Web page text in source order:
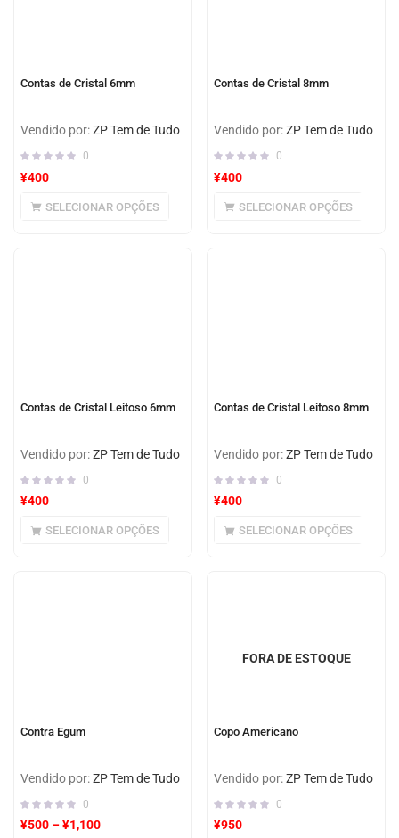
Contas de Cristal 6mm
Vendido por:ZP Tem de Tudo
0
¥400
SELECIONAR OPÇÕES
Contas de Cristal 8mm
Vendido por:ZP Tem de Tudo
0
¥400
SELECIONAR OPÇÕES
Contas de Cristal Leitoso 6mm
Vendido por:ZP Tem de Tudo
0
¥400
SELECIONAR OPÇÕES
Contas de Cristal Leitoso 8mm
Vendido por:ZP Tem de Tudo
0
¥400
SELECIONAR OPÇÕES
Contra Egum
Vendido por:ZP Tem de Tudo
0
¥500 –¥1,100
FORA DE ESTOQUE
Copo Americano
Vendido por:ZP Tem de Tudo
0
¥950